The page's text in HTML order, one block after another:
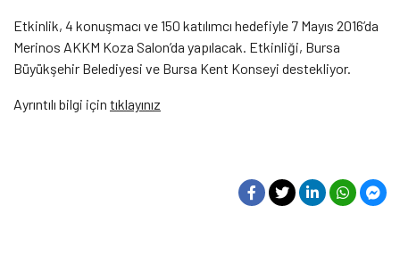
Etkinlik, 4 konuşmacı ve 150 katılımcı hedefiyle 7 Mayıs 2016’da
Merinos AKKM Koza Salon’da yapılacak. Etkinliği, Bursa
Büyükşehir Belediyesi ve Bursa Kent Konseyi destekliyor.
Ayrıntılı bilgi için tıklayınız